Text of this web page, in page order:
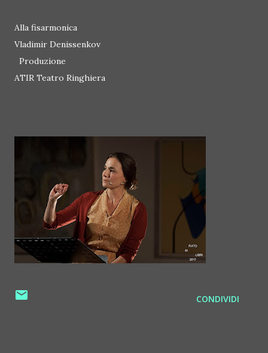
Alla fisarmonica
Vladimir Denissenkov
Produzione
ATIR Teatro Ringhiera
CONDIVIDI